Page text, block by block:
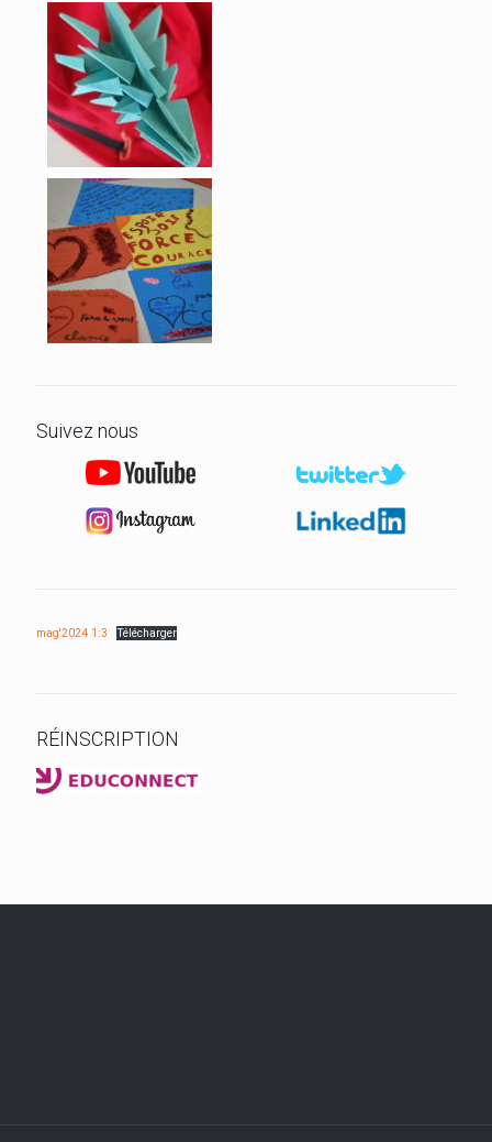
Suivez nous
mag'2024 1:3 Télécharger
RÉINSCRIPTION